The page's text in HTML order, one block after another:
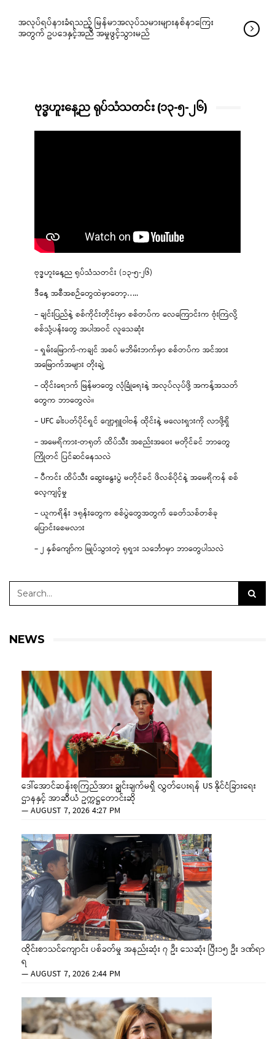
အလုပ်ရပ်နားခံရသည့် မြန်မာအလုပ်သမားများနစ်နာကြေး
အတွက် ဥပဒေနှင့်အညီ အမှုဖွင့်သွားမည်
ဗုဒ္ဓဟူးနေ့ည ရုပ်သံသတင်း (၁၃-၅-၂၆)
ဗုဒ္ဓဟူးနေ့ည ရုပ်သံသတင်း (၁၃-၅-၂၆)
ဒီနေ့ အစီအစဉ်တွေထဲမှာတော့…..
– ချင်းပြည်နဲ့ စစ်ကိုင်းတိုင်းမှာ စစ်တပ်က လေကြောင်းက ဗုံးကြဲလို့
စစ်သုံ့ပန်းတွေ အပါအဝင် လူသေဆုံး
– ရှမ်းမြောက်-ကချင် အစပ် မဘိမ်းဘက်မှာ စစ်တပ်က အင်အား
အမြောက်အများ တိုးချဲ့
– ထိုင်းရောက် မြန်မာတွေ လုံခြုံရေးနဲ့ အလုပ်လုပ်ဖို့ အကန့်အသတ်
တွေက ဘာတွေလဲ။
– UFC ခါးပတ်ပိုင်ရှင် ဂျော့ရှူဝါဗန် ထိုင်းနဲ့ မလေးရှားကို လာဖို့ရှိ
– အမေရိကား-တရုတ် ထိပ်သီး အစည်းအဝေး မတိုင်ခင် ဘာတွေ
ကြိုတင် ပြင်ဆင်နေသလဲ
– ပီကင်း ထိပ်သီး ဆွေးနွေးပွဲ မတိုင်ခင် ဖိလစ်ပိုင်နဲ့ အမေရိကန် စစ်
လေ့ကျင့်မှု
– ယူကရိန်း ဒရုန်းတွေက စစ်ပွဲတွေအတွက် ခေတ်သစ်တစ်ခု
ပြောင်းစေမလား
– ၂ နှစ်ကျော်က မြုပ်သွားတဲ့ ရုရှား သင်္ဘောမှာ ဘာတွေပါသလဲ
NEWS
ဒေါ်အောင်ဆန်းစုကြည်အား ချွင်းချက်မရှိ လွှတ်ပေးရန် US နိုင်ငံခြားရေး
ဌာနနှင့် အာဆီယံ ဥက္ကဋ္ဌတောင်းဆို
—AUGUST 7, 2026 4:27 PM
ထိုင်းစာသင်ကျောင်း ပစ်ခတ်မှု အနည်းဆုံး ၇ ဦး သေဆုံး ပြီး၁၅ ဦး ဒဏ်ရာ
ရ
—AUGUST 7, 2026 2:44 PM